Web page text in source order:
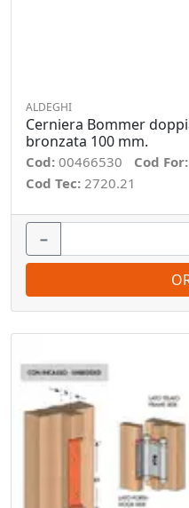
ALDEGHI
Cerniera Bommer
bronzata 100 mm.
Cod: 00466530 Cod For:
Cod Tec: 2720.21
−